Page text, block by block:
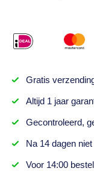
Gratis
Altijd 1 jaar
Gecontroleerd,
Na 14 dagenniet
Voor 14:00